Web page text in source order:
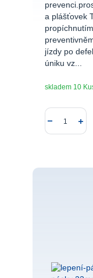
a plášťovek
jízdy po
úniku vz...
skladem 10